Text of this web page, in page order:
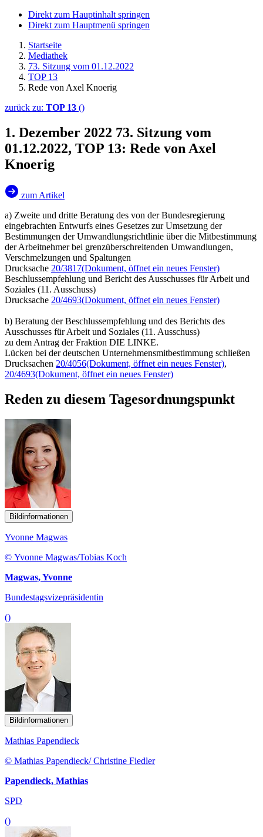
Direkt zum Hauptinhalt springen
Direkt zum Hauptmenü springen
Startseite
Mediathek
73. Sitzung vom 01.12.2022
TOP 13
Rede von Axel Knoerig
zurück zu: TOP 13 ()
1. Dezember 2022 73. Sitzung vom
01.12.2022, TOP 13: Rede von Axel
Knoerig
zum Artikel
a) Zweite und dritte Beratung des von der Bundesregierung
eingebrachten Entwurfs eines Gesetzes zur Umsetzung der
Bestimmungen der Umwandlungsrichtlinie über die Mitbestimmung
der Arbeitnehmer bei grenzüberschreitenden Umwandlungen,
Verschmelzungen und Spaltungen
Drucksache 20/3817(Dokument, öffnet ein neues Fenster)
Beschlussempfehlung und Bericht des Ausschusses für Arbeit und
Soziales (11. Ausschuss)
Drucksache 20/4693(Dokument, öffnet ein neues Fenster)
b) Beratung der Beschlussempfehlung und des Berichts des
Ausschusses für Arbeit und Soziales (11. Ausschuss)
zu dem Antrag der Fraktion DIE LINKE.
Lücken bei der deutschen Unternehmensmitbestimmung schließen
Drucksachen 20/4056(Dokument, öffnet ein neues Fenster),
20/4693(Dokument, öffnet ein neues Fenster)
Reden zu diesem Tagesordnungspunkt
Bildinformationen
Yvonne Magwas
© Yvonne Magwas/Tobias Koch
Magwas, Yvonne
Bundestagsvizepräsidentin
()
Bildinformationen
Mathias Papendieck
© Mathias Papendieck/ Christine Fiedler
Papendieck, Mathias
SPD
()